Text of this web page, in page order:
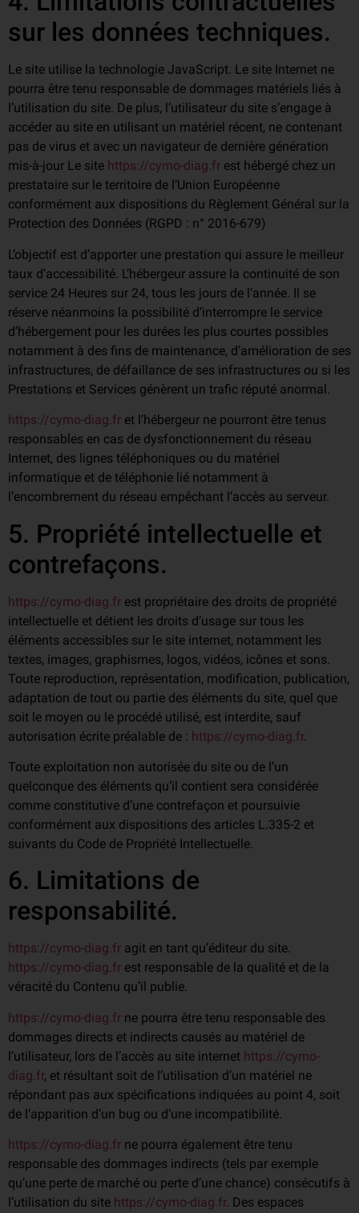
sur les données techniques.
Le site utilise la technologie JavaScript. Le site Internet ne
pourra être tenu responsable de dommages matériels liés à
l’utilisation du site. De plus, l’utilisateur du site s’engage à
accéder au site en utilisant un matériel récent, ne contenant
pas de virus et avec un navigateur de dernière génération
mis-à-jour Le site https://cymo-diag.fr est hébergé chez un
prestataire sur le territoire de l’Union Européenne
conformément aux dispositions du Règlement Général sur la
Protection des Données (RGPD : n° 2016-679)
L’objectif est d’apporter une prestation qui assure le meilleur
taux d’accessibilité. L’hébergeur assure la continuité de son
service 24 Heures sur 24, tous les jours de l’année. Il se
réserve néanmoins la possibilité d’interrompre le service
d’hébergement pour les durées les plus courtes possibles
notamment à des fins de maintenance, d’amélioration de ses
infrastructures, de défaillance de ses infrastructures ou si les
Prestations et Services génèrent un trafic réputé anormal.
https://cymo-diag.fr et l’hébergeur ne pourront être tenus
responsables en cas de dysfonctionnement du réseau
Internet, des lignes téléphoniques ou du matériel
informatique et de téléphonie lié notamment à
l’encombrement du réseau empêchant l’accès au serveur.
5. Propriété intellectuelle et
contrefaçons.
https://cymo-diag.fr est propriétaire des droits de propriété
intellectuelle et détient les droits d’usage sur tous les
éléments accessibles sur le site internet, notamment les
textes, images, graphismes, logos, vidéos, icônes et sons.
Toute reproduction, représentation, modification, publication,
adaptation de tout ou partie des éléments du site, quel que
soit le moyen ou le procédé utilisé, est interdite, sauf
autorisation écrite préalable de : https://cymo-diag.fr.
Toute exploitation non autorisée du site ou de l’un
quelconque des éléments qu’il contient sera considérée
comme constitutive d’une contrefaçon et poursuivie
conformément aux dispositions des articles L.335-2 et
suivants du Code de Propriété Intellectuelle.
6. Limitations de
responsabilité.
https://cymo-diag.fr agit en tant qu’éditeur du site.
https://cymo-diag.fr est responsable de la qualité et de la
véracité du Contenu qu’il publie.
https://cymo-diag.fr ne pourra être tenu responsable des
dommages directs et indirects causés au matériel de
l’utilisateur, lors de l’accès au site internet https://cymo-
diag.fr, et résultant soit de l’utilisation d’un matériel ne
répondant pas aux spécifications indiquées au point 4, soit
de l’apparition d’un bug ou d’une incompatibilité.
https://cymo-diag.fr ne pourra également être tenu
responsable des dommages indirects (tels par exemple
qu’une perte de marché ou perte d’une chance) consécutifs à
l’utilisation du site https://cymo-diag.fr. Des espaces